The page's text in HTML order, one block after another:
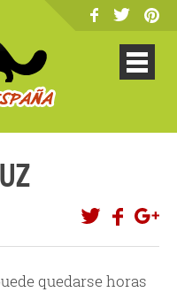
quedarse horas